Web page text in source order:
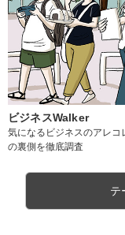
ビジネスWalker
気になるビジネスのアレコ
の裏側を徹底調査
テ